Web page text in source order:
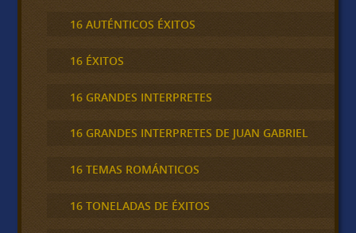
16 AUTÉNTICOS ÉXITOS
16 ÉXITOS
16 GRANDES INTERPRETES
16 GRANDES INTERPRETES DE JUAN GABRIEL
16 TEMAS ROMÁNTICOS
16 TONELADAS DE ÉXITOS